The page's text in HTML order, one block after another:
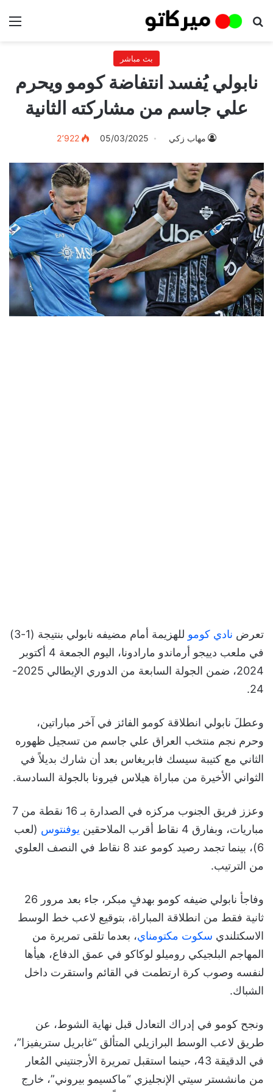
بحث عن
بث مباشر
نابولي يُفسد انتفاضة كومو ويحرم
علي جاسم من مشاركته الثانية
مهاب زكي 05/03/2025 2٬922
تعرض نادي كومو
للهزيمة أمام مضيفه نابولي بنتيجة (1-3)
في ملعب دييجو أرماندو مارادونا، اليوم الجمعة 4 أكتوبر
2024، ضمن الجولة السابعة من الدوري الإيطالي 2025-
24.
وعطلَ نابولي انطلاقة كومو الفائز في آخر مباراتين،
وحرم نجم منتخب العراق علي جاسم من تسجيل ظهوره
الثاني مع كتيبة سيسك فابريغاس بعد أن شارك بديلاً في
الثواني الأخيرة من مباراة هيلاس فيرونا بالجولة السادسة.
وعزز فريق الجنوب مركزه في الصدارة بـ 16 نقطة من 7
مباريات، وبفارق 4 نقاط أقرب الملاحقين
يوفنتوس (لعب
6)، بينما تجمد رصيد كومو عند 8 نقاط في النصف العلوي
من الترتيب.
وفاجأ نابولي ضيفه كومو بهدفٍ مبكر، جاء بعد مرور 26
ثانية فقط من انطلاقة المباراة، بتوقيع لاعب خط الوسط
الاسكتلندي سكوت مكتومناي، بعدما تلقى تمريرة من
المهاجم البلجيكي روميلو لوكاكو في عمق الدفاع، هيأها
لنفسه وصوب كرة ارتطمت في القائم واستقرت داخل
الشباك.
ونجح كومو في إدراك التعادل قبل نهاية الشوط، عن
طريق لاعب الوسط البرازيلي المتألق “غابريل ستريفيزا”،
في الدقيقة 43، حينما استقبل تمريرة الأرجنتيني المُعار
من مانشستر سيتي الإنجليزي “ماكسيمو بيروني”، خارج